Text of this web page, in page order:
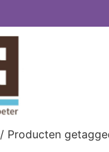
/ Producten